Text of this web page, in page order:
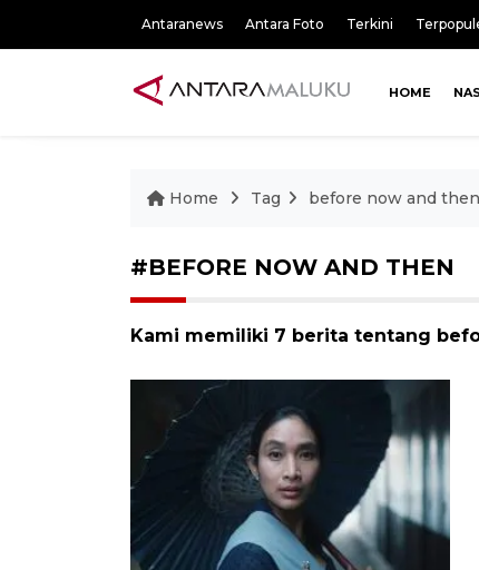
Antaranews Antara Foto Terkini
HOME
Home Tag before now and then
#BEFORE NOW AND THEN
Kami memiliki 7 berita tentang